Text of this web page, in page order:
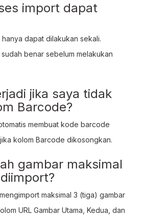
import dapat
dapat dilakukan sekali.
benar sebelum melakukan
jika saya tidak
Barcode?
membuat kode barcode
kolom Barcode dikosongkan.
gambar maksimal
maksimal 3 (tiga) gambar
URL Gambar Utama, Kedua, dan